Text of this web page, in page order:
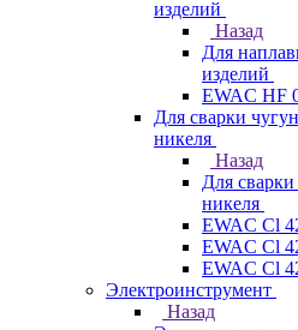
изделий
Назад
Для
изделий
EWAC HF
Для сварки
никеля
Назад
Для
никеля
EWAC Cl
EWAC Cl
EWAC Cl
Электроинструмент
Назад